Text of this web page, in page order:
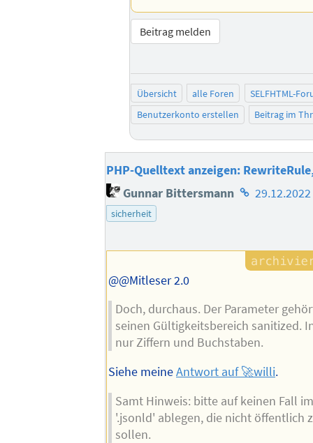
Beitrag melden
Übersicht alle Foren
SELFHTML-
Benutzerkonto erstellen
Beitrag im
PHP-Quelltext anzeigen:
Gunnar Bittersmann Homepage
sicherheit
@@Mitleser 2.0
Doch, durchaus. Der Parameter
seinen Gültigkeitsbereich sanitized.
nur Ziffern und Buchstaben.
Siehe meineAntwort auf 🚀willi.
Samt Hinweis: bitte auf keinen Fall
'.jsonld' ablegen, die nicht öffentlich
sollen.